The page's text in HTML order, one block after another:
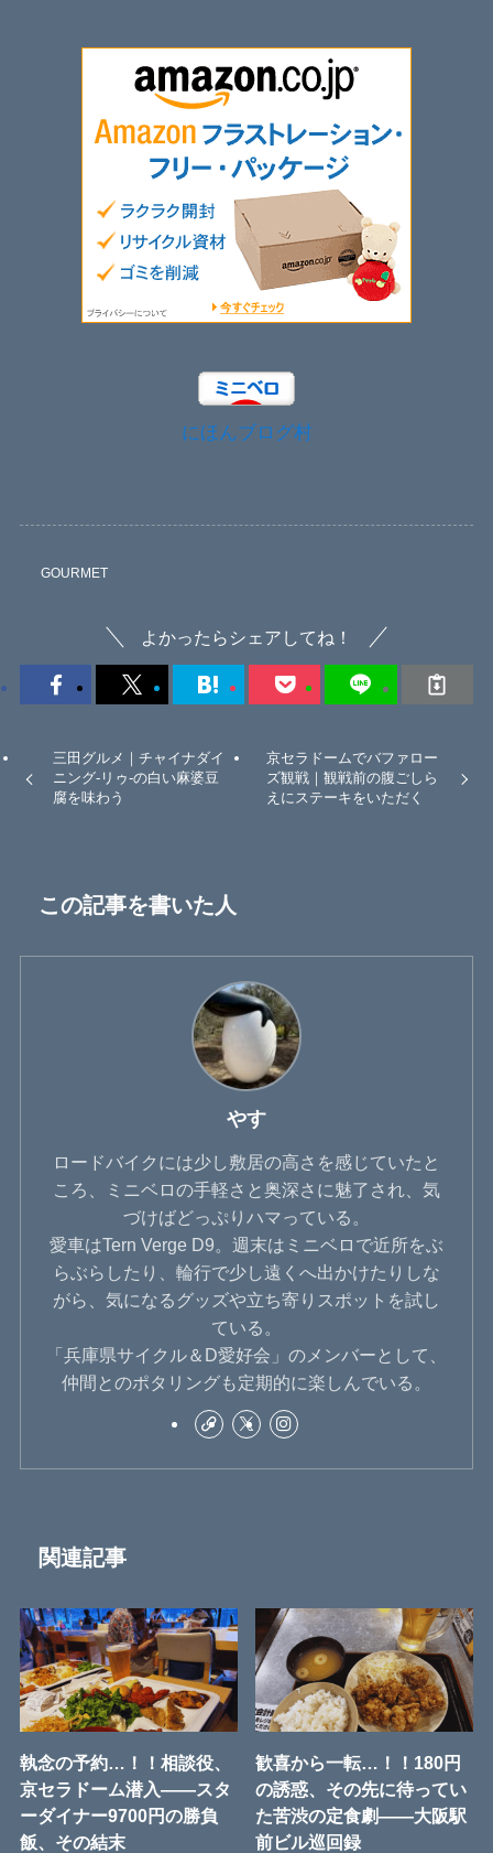
にほんブログ村
GOURMET
よかったらシェアしてね！
三田グルメ｜チャイナダイ
ニング-リゥ-の白い麻婆豆
腐を味わう
京セラドームでバファロー
ズ観戦｜観戦前の腹ごしら
えにステーキをいただく
この記事を書いた人
やす
ロードバイクには少し敷居の高さを感じていたと
ころ、ミニベロの手軽さと奥深さに魅了され、気
づけばどっぷりハマっている。
愛車はTern Verge D9。週末はミニベロで近所をぶ
らぶらしたり、輪行で少し遠くへ出かけたりしな
がら、気になるグッズや立ち寄りスポットを試し
ている。
「兵庫県サイクル＆D愛好会」のメンバーとして、
仲間とのポタリングも定期的に楽しんでいる。
関連記事
執念の予約…！！相談役、
京セラドーム潜入――スタ
ーダイナー9700円の勝負
飯、その結末
歓喜から一転…！！180円
の誘惑、その先に待ってい
た苦渋の定食劇――大阪駅
前ビル巡回録